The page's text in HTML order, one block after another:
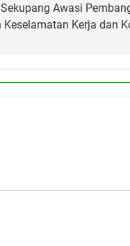
Awasi
Keselamatan Kerja dan